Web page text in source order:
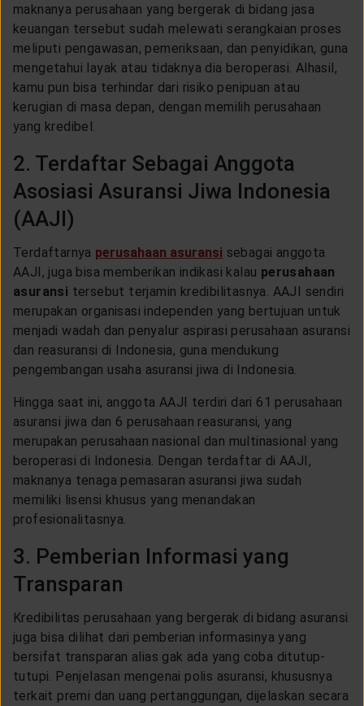
maknanya perusahaan yang bergerak di bidang jasa
keuangan tersebut sudah melewati serangkaian proses
meliputi pengawasan, pemeriksaan, dan penyidikan, guna
mengetahui layak atau tidaknya dia beroperasi. Alhasil,
kamu pun bisa terhindar dari risiko penipuan atau
kerugian di masa depan, dengan memilih perusahaan
yang kredibel.
2. Terdaftar Sebagai Anggota
Asosiasi Asuransi Jiwa Indonesia
(AAJI)
Terdaftarnya perusahaan asuransi sebagai anggota
AAJI, juga bisa memberikan indikasi kalau perusahaan
asuransi tersebut terjamin kredibilitasnya. AAJI sendiri
merupakan organisasi independen yang bertujuan untuk
menjadi wadah dan penyalur aspirasi perusahaan asuransi
dan reasuransi di Indonesia, guna mendukung
pengembangan usaha asuransi jiwa di Indonesia.
Hingga saat ini, anggota AAJI terdiri dari 61 perusahaan
asuransi jiwa dan 6 perusahaan reasuransi, yang
merupakan perusahaan nasional dan multinasional yang
beroperasi di Indonesia. Dengan terdaftar di AAJI,
maknanya tenaga pemasaran asuransi jiwa sudah
memiliki lisensi khusus yang menandakan
profesionalitasnya.
3. Pemberian Informasi yang
Transparan
Kredibilitas perusahaan yang bergerak di bidang asuransi
juga bisa dilihat dari pemberian informasinya yang
bersifat transparan alias gak ada yang coba ditutup-
tutupi. Penjelasan mengenai polis asuransi, khususnya
terkait premi dan uang pertanggungan, dijelaskan secara